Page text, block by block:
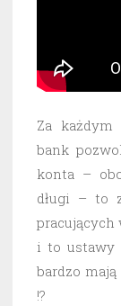
Za każdym
bank
konta –
długi – to
pracujących
i to ustawy
bardzo
!?